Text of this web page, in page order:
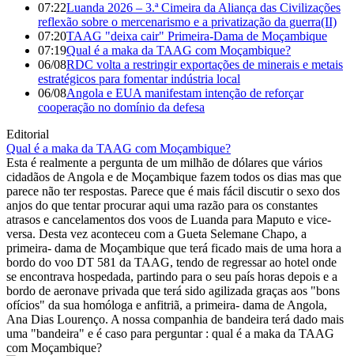
07:22Luanda 2026 – 3.ª Cimeira da Aliança das Civilizações
reflexão sobre o mercenarismo e a privatização da guerra(II)
07:20TAAG "deixa cair" Primeira-Dama de Moçambique
07:19Qual é a maka da TAAG com Moçambique?
06/08RDC volta a restringir exportações de minerais e metais
estratégicos para fomentar indústria local
06/08Angola e EUA manifestam intenção de reforçar
cooperação no domínio da defesa
Editorial
Qual é a maka da TAAG com Moçambique?
Esta é realmente a pergunta de um milhão de dólares que vários
cidadãos de Angola e de Moçambique fazem todos os dias mas que
parece não ter respostas. Parece que é mais fácil discutir o sexo dos
anjos do que tentar procurar aqui uma razão para os constantes
atrasos e cancelamentos dos voos de Luanda para Maputo e vice-
versa. Desta vez aconteceu com a Gueta Selemane Chapo, a
primeira- dama de Moçambique que terá ficado mais de uma hora a
bordo do voo DT 581 da TAAG, tendo de regressar ao hotel onde
se encontrava hospedada, partindo para o seu país horas depois e a
bordo de aeronave privada que terá sido agilizada graças aos "bons
ofícios" da sua homóloga e anfitriã, a primeira- dama de Angola,
Ana Dias Lourenço. A nossa companhia de bandeira terá dado mais
uma "bandeira" e é caso para perguntar : qual é a maka da TAAG
com Moçambique?